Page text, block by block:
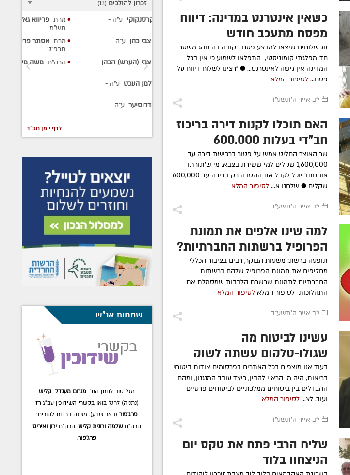
כשאין אינטרנט במדינה: דיווח
מפסח מתעכב חודש
זוג שלוחים שיצאו למבצע פסח בקובה בה נוהג משטר
חד-מפלגתי קומוניסטי, התפלאו לשמוע כי אין בכל
המדינה אין גישה לאינטרנט... ● "רצינו לשלוח דיווח על
פסח... לסיפור המלא
י"ב אייר ה׳תשע״ד
האם תוכלו לקנות דירה בריכוז
חב"די בעלות 600,000
שקלים?
שר האוצר החליט אמש על פטור ברכישת דירה עד
1,600,000 שקלים למי ששירת בצבא. מי ש'תורתו
אומנותו' יוכל לקבל את ההטבה רק בדירה עד 600,000
שקלים ● שלחנו א... לסיפור המלא
י"ב אייר ה׳תשע״ד
למה שינו אלפים את תמונת
הפרופיל ברשתות החברתיות?
תופעה ברשת: משעות הבוקר, רבים בציבור הכללי
מחליפים את תמונת הפרופיל שלהם ברשתות
החברתיות לתמונת שרשרת הלבבות שמסמלת את
התהלוכות לסיפור המלא לסיפור המלא
י"ב אייר ה׳תשע״ד
עשינו לביטוח מה
שגולן-טלקום עשתה לשוק
הסלולארי (פ)
בעוד אנו מוצפים בכל האתרים בפרסומים אודות ביטוחי
בריאות, היה מן הראוי להבין, כיצד עובד המנגנון, ומהם
ההבדלים בין ביטוחים ממלכתיים לביטוחים פרטיים
ועוד. לצ... לסיפור המלא
י"ב אייר ה׳תשע״ד
שליח הרבי פתח את טקס יום
הניצחון בלוד
זכרון להולכים (
13
)
- תשע"ז
צ'רנוחוב ע״ה-
(אברמוביץ)
אליעזרוב ע״ה
הרה"ח מיכאל קרסנקוקי ע״ה
תשנ"ה
הרה"ח אברהם צבי (הערש) הכהן
ע״ה- תשנ"ה
ע״ה-
מרת פריווא גאלדשטיין ע״ה
מרת אסתר פרידה חיימסון ע״ה-
הרה"ח משה מייזליש ע״ה- תר"ט
לדף יומן חב"ד
שמחות אנ"ש
מזל טוב לחתן הת'שלמה בייטמןלרגל בואו
בקשרי השידוכין עב"גחנה עטל דערקאטש.
משנה ברכות להורים: הרה"חדובער ונחמה
בייטמן. הרה"חברוך ואורה דערקאטש.